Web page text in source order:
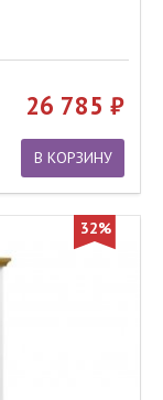
26 785
В КОРЗИНУ
32%